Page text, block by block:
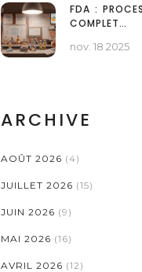
FDA :
COMPLET
MÉDICAMENTS
nov. 18 2025
ARCHIVE
AOÛT 2026 (4)
JUILLET 2026 (15)
JUIN 2026 (9)
MAI 2026 (16)
AVRIL 2026 (12)